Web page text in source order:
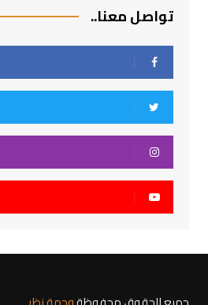
تواصل معنا..